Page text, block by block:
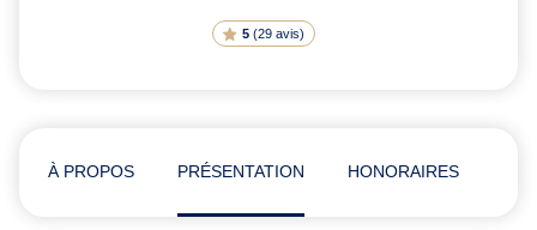
5(29 avis)
À PROPOS PRÉSENTATION HONORAIRES